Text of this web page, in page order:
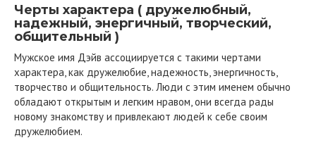
Черты характера ( дружелюбный,
надежный, энергичный, творческий,
общительный )
Мужское имя Дэйв ассоциируется с такими чертами
характера, как дружелюбие, надежность, энергичность,
творчество и общительность. Люди с этим именем обычно
обладают открытым и легким нравом, они всегда рады
новому знакомству и привлекают людей к себе своим
дружелюбием.